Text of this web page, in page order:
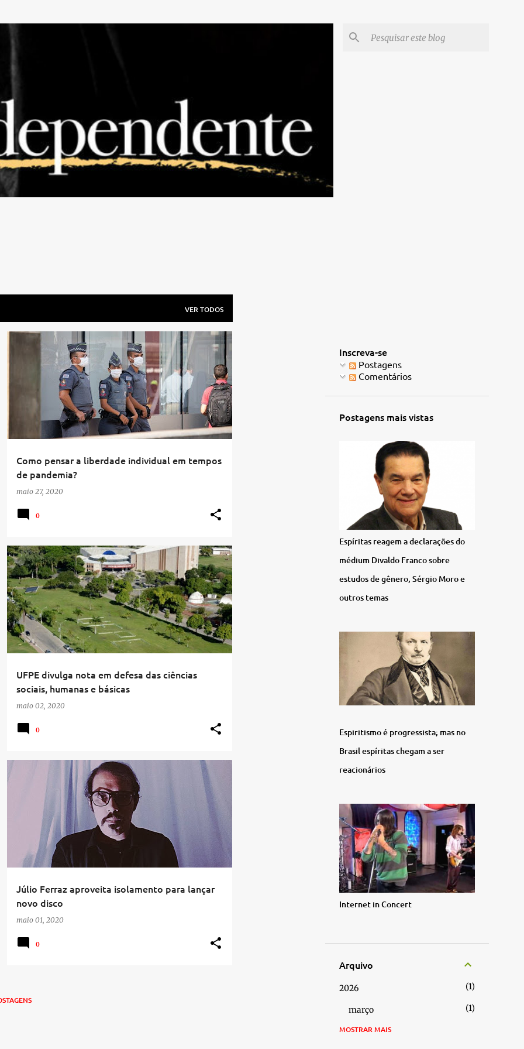
VER TODOS
Como pensar a liberdade individual em tempos
de pandemia?
maio 27, 2020
0
UFPE divulga nota em defesa das ciências
sociais, humanas e básicas
maio 02, 2020
0
Júlio Ferraz aproveita isolamento para lançar
novo disco
maio 01, 2020
0
Inscreva-se
Postagens
Comentários
Postagens mais vistas
Espíritas reagem a declarações do
médium Divaldo Franco sobre
estudos de gênero, Sérgio Moro e
outros temas
Espiritismo é progressista; mas no
Brasil espíritas chegam a ser
reacionários
Internet in Concert
Arquivo
2026 1
março 1
2024
MOSTRAR MAIS